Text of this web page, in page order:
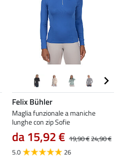
Felix Bühler
Maglia funzionale a maniche
lunghe con zip Sofie
da 15,92 € 19,90 €24,90 €
5.0
26